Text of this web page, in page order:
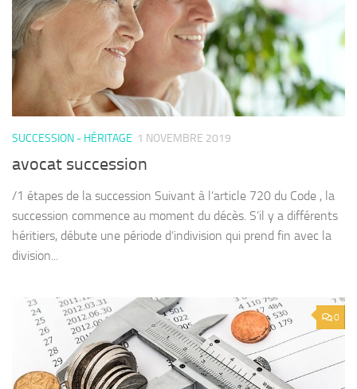
SUCCESSION - HÉRITAGE 1 NOVEMBRE 2019
avocat succession
/1 étapes de la succession Suivant à l’article 720 du Code , la
succession commence au moment du décès. S’il y a différents
héritiers, débute une période d’indivision qui prend fin avec la
division...
0